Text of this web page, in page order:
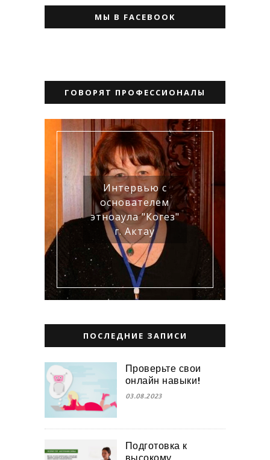
МЫ В FACEBOOK
ГОВОРЯТ ПРОФЕССИОНАЛЫ
Интервью с
основателем
этноаула "Когез"
г. Актау
ПОСЛЕДНИЕ ЗАПИСИ
Проверьте свои
онлайн навыки!
03.08.2023
Подготовка к